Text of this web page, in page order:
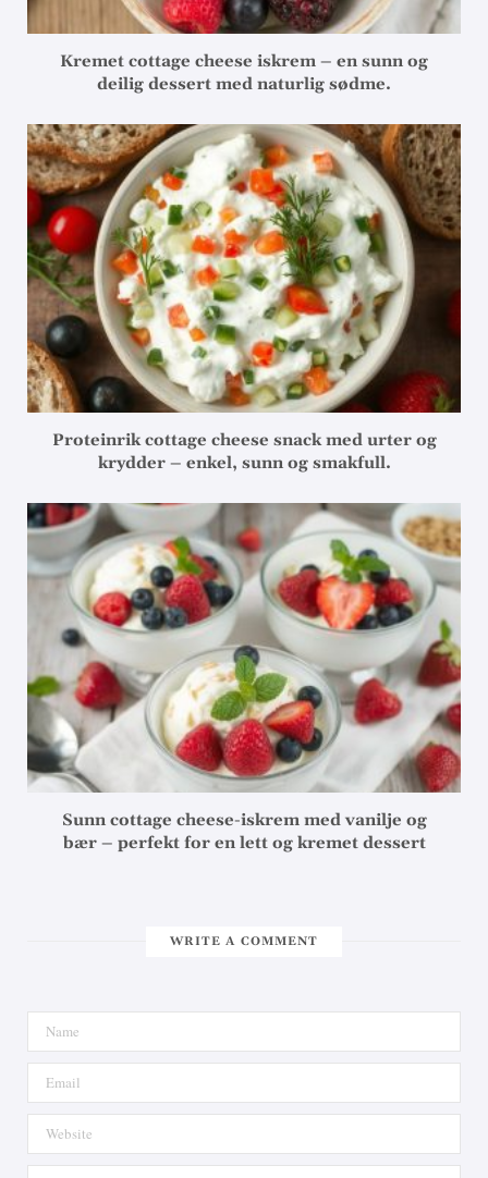
Kremet cottage cheese iskrem – en sunn og
deilig dessert med naturlig sødme.
Proteinrik cottage cheese snack med urter og
krydder – enkel, sunn og smakfull.
Sunn cottage cheese-iskrem med vanilje og
bær – perfekt for en lett og kremet dessert
WRITE A COMMENT